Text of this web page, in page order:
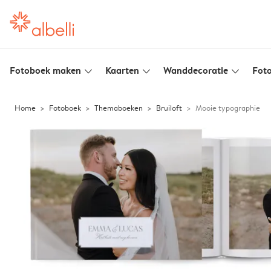
Fotoboek maken slim_arrow_down Kaarten slim_arrow_down Wanddecoratie slim_arrow_down
Home Fotoboek Themaboeken Bruiloft Mooie typographie